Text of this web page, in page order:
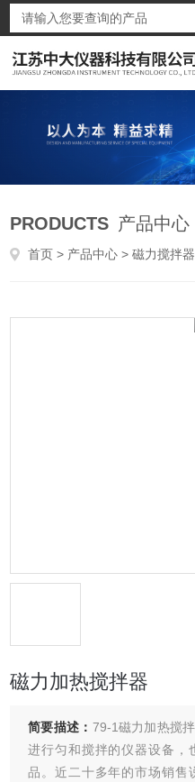
PRODUCTS 产品中心
首页 > 产品中心 >磁力搅拌
磁力加热搅拌器
简要描述： 79-1磁力加热搅
进行匀和搅拌的仪器设备，
品。近二十多年的市场销售